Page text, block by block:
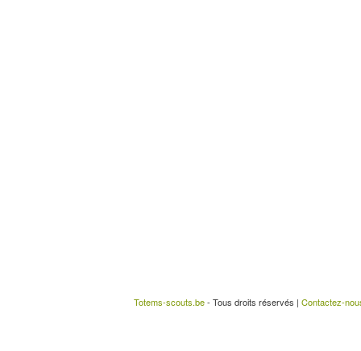
Totems-scouts.be- Tous droits réservés | Contactez-